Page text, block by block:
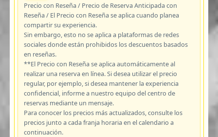
Precio con Reseña / Precio de Reserva Anticipada con
Reseña / El Precio con Reseña se aplica cuando planea
compartir su experiencia.
Sin embargo, esto no se aplica a plataformas de redes
sociales donde están prohibidos los descuentos basados
en reseñas.
**El Precio con Reseña se aplica automáticamente al
realizar una reserva en línea. Si desea utilizar el precio
regular, por ejemplo, si desea mantener la experiencia
confidencial, informe a nuestro equipo del centro de
reservas mediante un mensaje.
Para conocer los precios más actualizados, consulte los
precios junto a cada franja horaria en el calendario a
continuación.